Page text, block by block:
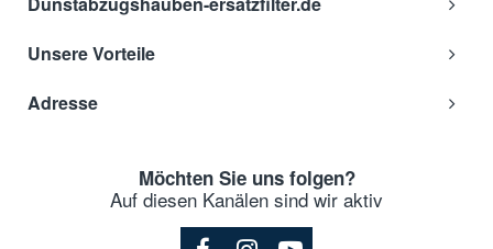
Unsere Vorteile
Adresse
Möchten Sie uns folgen?
Auf diesen Kanälen sind wir aktiv